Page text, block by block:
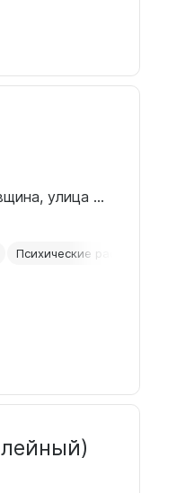
Московская область, г. Пушкино, дер. Братовщина, улица Луговая
Психические расстройства